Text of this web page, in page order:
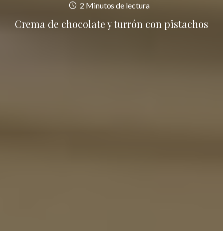
2 Minutos de lectura
Crema de chocolate y turrón con pistachos